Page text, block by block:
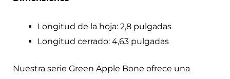
Longitud de la hoja: 2,8 pulgadas
Longitud cerrado: 4,63 pulgadas
Nuestra serie Green Apple Bone ofrece una